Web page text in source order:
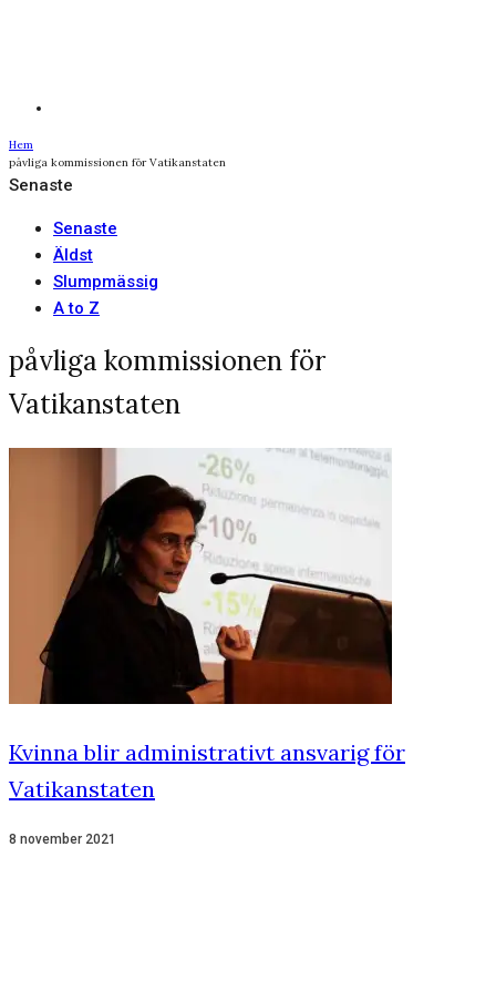
Hem
påvliga kommissionen för Vatikanstaten
Senaste
Senaste
Äldst
Slumpmässig
A to Z
påvliga kommissionen för
Vatikanstaten
Kvinna blir administrativt ansvarig för
Vatikanstaten
8 november 2021